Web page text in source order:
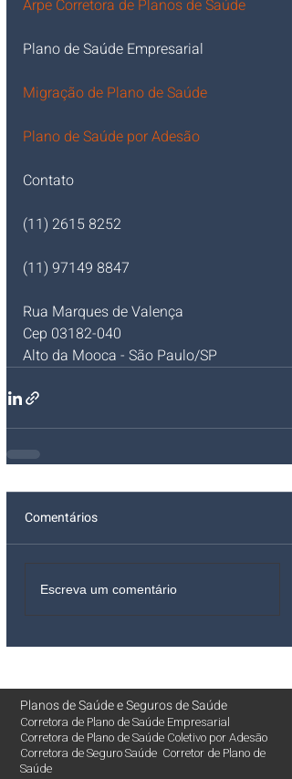
Arpe Corretora de Planos de Saúde
Plano de Saúde Empresarial
Migração de Plano de Saúde
Plano de Saúde por Adesão
Contato
(11) 2615 8252
(11) 97149 8847
Rua Marques de Valença
Cep 03182-040
Alto da Mooca - São Paulo/SP
Comentários
Escreva um comentário
Planos de SaúdeeSeguros de Saúde
Corretora de Plano de Saúde Empresarial
Corretora de Plano de Saúde Coletivo por Adesão
Corretora de Seguro Saúde Corretor de Plano de
Saúde